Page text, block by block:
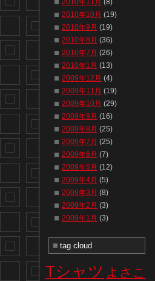
2010年11月 (8)
2010年10月 (19)
2010年9月 (19)
2010年8月 (36)
2010年7月 (26)
2010年1月 (13)
2009年12月 (4)
2009年11月 (19)
2009年10月 (29)
2009年9月 (16)
2009年8月 (25)
2009年7月 (25)
2009年6月 (7)
2009年5月 (12)
2009年4月 (5)
2009年3月 (8)
2009年2月 (3)
2009年1月 (3)
tag cloud
Tシャツ よさこ